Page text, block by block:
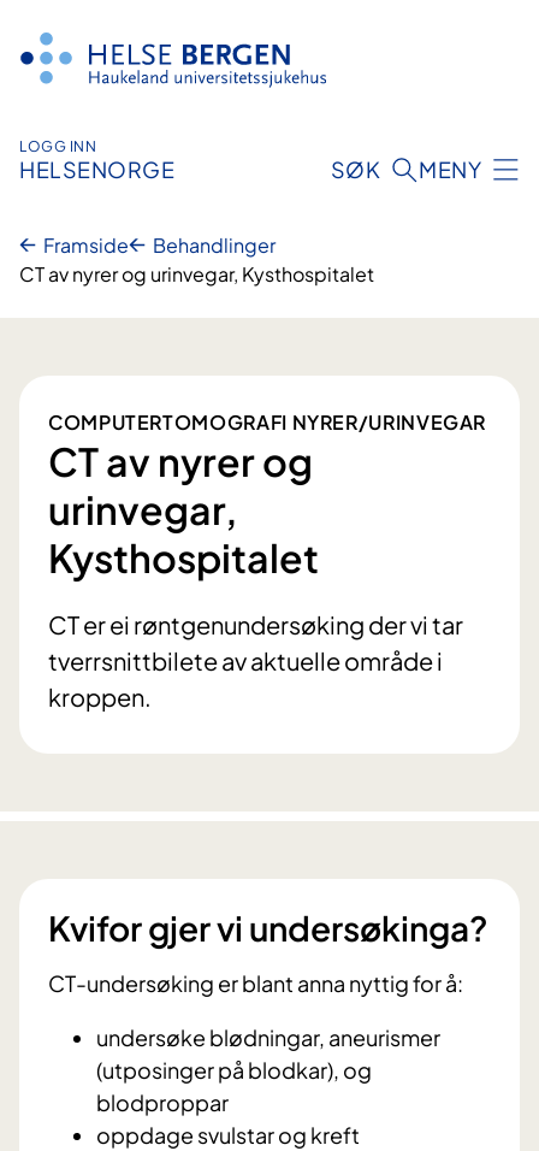
innhald
LOGG INN
HELSENORGE SØK MENY
Framside
Behandlinger
CT av nyrer og urinvegar, Kysthospitalet
COMPUTERTOMOGRAFI NYRER/URINVEGAR
CT av nyrer og
urinvegar,
Kysthospitalet
CT er ei røntgenundersøking der vi tar
tverrsnittbilete av aktuelle område i
kroppen.
Kvifor gjer vi undersøkinga?
CT-undersøking er blant anna nyttig for å:
undersøke blødningar, aneurismer
(utposinger på blodkar), og
blodproppar
oppdage svulstar og kreft